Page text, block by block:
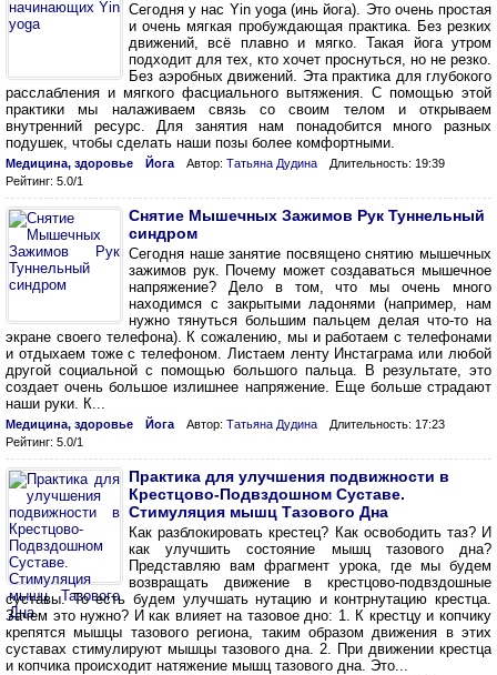
Сегодня у нас Yin yoga (инь йога). Это очень простая
и очень мягкая пробуждающая практика. Без резких
движений, всё плавно и мягко. Такая йога утром
подходит для тех, кто хочет проснуться, но не резко.
Без аэробных движений. Эта практика для глубокого
расслабления и мягкого фасциального вытяжения. С помощью этой
практики мы налаживаем связь со своим телом и открываем
внутренний ресурс. Для занятия нам понадобится много разных
подушек, чтобы сделать наши позы более комфортными.
Медицина, здоровье Йога Автор: Татьяна Дудина
Длительность: 19:39
Рейтинг: 5.0/1
Снятие Мышечных Зажимов Рук Туннельный
синдром
Сегодня наше занятие посвящено снятию мышечных
зажимов рук. Почему может создаваться мышечное
напряжение? Дело в том, что мы очень много
находимся с закрытыми ладонями (например, нам
нужно тянуться большим пальцем делая что-то на
экране своего телефона). К сожалению, мы и работаем с телефонами
и отдыхаем тоже с телефоном. Листаем ленту Инстаграма или любой
другой социальной с помощью большого пальца. В результате, это
создает очень большое излишнее напряжение. Еще больше страдают
наши руки. К...
Медицина, здоровье Йога Автор: Татьяна Дудина
Длительность: 17:23
Рейтинг: 5.0/1
Практика для улучшения подвижности в
Крестцово-Подвздошном Суставе.
Стимуляция мышц Тазового Дна
Как разблокировать крестец? Как освободить таз? И
как улучшить состояние мышц тазового дна?
Представляю вам фрагмент урока, где мы будем
возвращать движение в крестцово-подвздошные
суставы. То есть будем улучшать нутацию и контрнутацию крестца.
Зачем это нужно? И как влияет на тазовое дно: 1. К крестцу и копчику
крепятся мышцы тазового региона, таким образом движения в этих
суставах стимулируют мышцы тазового дна. 2. При движении крестца
и копчика происходит натяжение мышц тазового дна. Это...